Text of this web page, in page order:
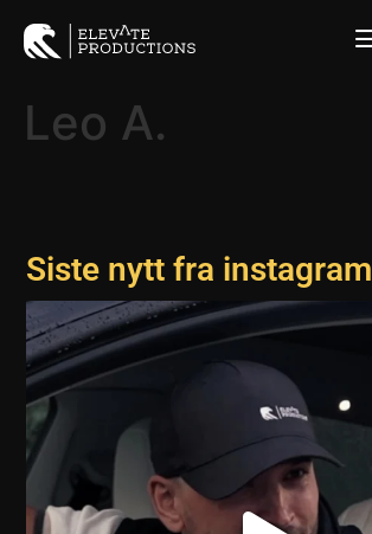
Leo A.
Siste nytt fra instagram